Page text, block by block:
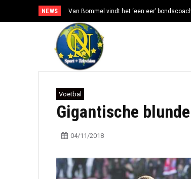
NEWS Van Bommel vindt het ‘een eer’
Voetbal
Gigantische
04/11/2018